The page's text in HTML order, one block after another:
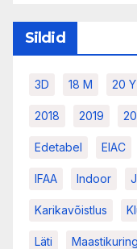
Sildid
3D 18 M 20 Y
2018 2019
Edetabel EIAC
IFAA Indoor
Karikavõistlus
Läti Maastikuring